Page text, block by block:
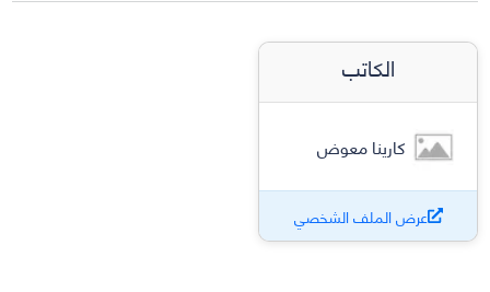
الكاتب
كارينا معوض
عرض الملف الشخصي